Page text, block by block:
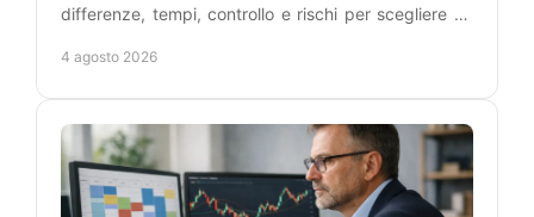
differenze, tempi, controllo e rischi per scegliere un
4 agosto 2026